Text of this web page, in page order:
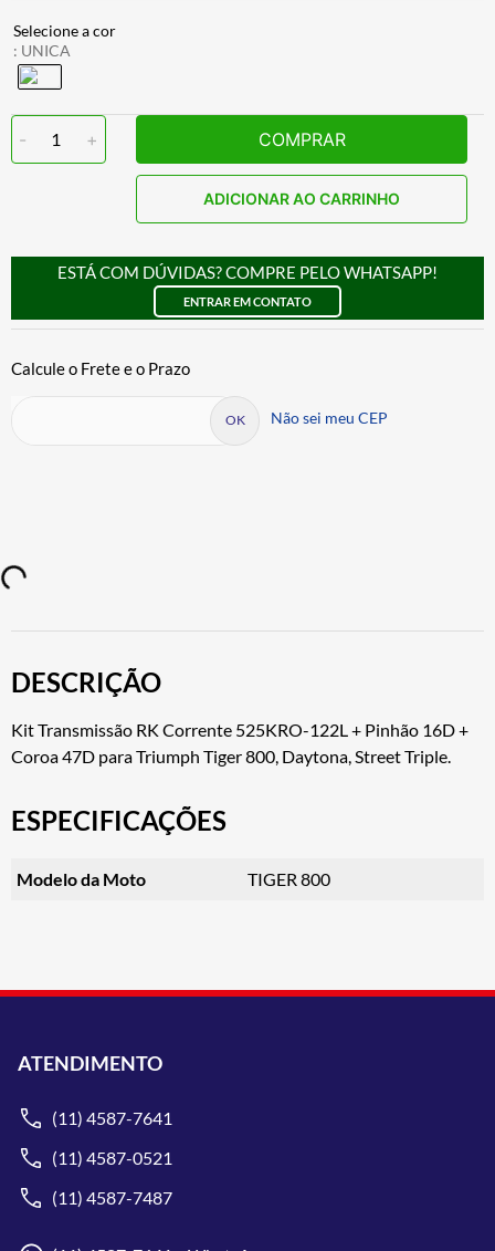
: UNICA
- 1 + COMPRAR
ADICIONAR AO CARRINHO
ESTÁ COM DÚVIDAS? COMPRE PELO WHATSAPP!
ENTRAR EM CONTATO
Não sei meu CEP
DESCRIÇÃO
Kit Transmissão RK Corrente 525KRO-122L + Pinhão 16D +
Coroa 47D para Triumph Tiger 800, Daytona, Street Triple.
ESPECIFICAÇÕES
Modelo da Moto TIGER 800
ATENDIMENTO
(11) 4587-7641
(11) 4587-0521
(11) 4587-7487